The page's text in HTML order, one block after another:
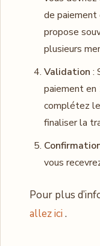
de paiement
propose
plusieurs
Validation :
paiement
complétez
finaliser la
vous
Pour plus
allez ici .